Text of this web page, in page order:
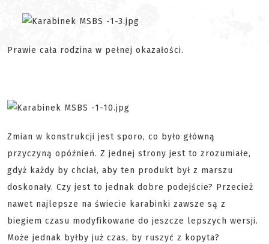
Prawie cała rodzina w pełnej okazałości.
Zmian w konstrukcji jest sporo, co było główną
przyczyną opóźnień. Z jednej strony jest to zrozumiałe,
gdyż każdy by chciał, aby ten produkt był z marszu
doskonały. Czy jest to jednak dobre podejście? Przecież
nawet najlepsze na świecie karabinki zawsze są z
biegiem czasu modyfikowane do jeszcze lepszych wersji.
Może jednak byłby już czas, by ruszyć z kopyta?